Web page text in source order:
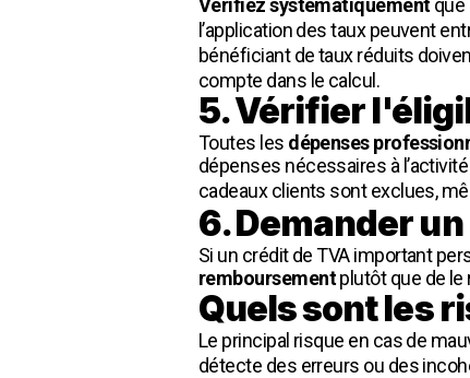
Vérifiez systématiquementque
l’application des taux peuvent
bénéficiant de taux réduits
compte dans le calcul.
5. Vérifier
Toutes les dépenses
dépenses nécessaires à
cadeaux clients sont exclues,
6. Demander
Si un crédit de TVA important
remboursementplutôt que de le
Quels sont les
Le principal risque en cas de
détecte des erreurs ou des